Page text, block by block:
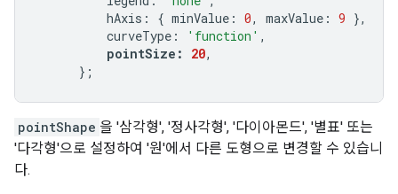
hAxis : { minValue : 0, maxValue : 9 },
curveType : 'function' ,
pointSize : 20,
};
pointShape 을 '삼각형', '정사각형', '다이아몬드', '별표' 또는
'다각형'으로 설정하여 '원'에서 다른 도형으로 변경할 수 있습니
다.